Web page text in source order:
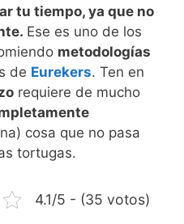
tu tiempo, ya que no
Ese es uno de los
metodologías
de Eurekers. Ten en
requiere de mucho
cosa que no pasa
tortugas.
4.1/5 - (35 votos)